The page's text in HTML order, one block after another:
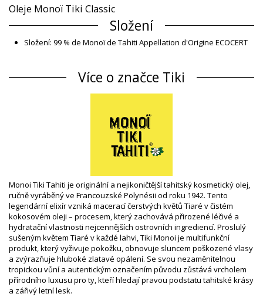
Oleje Monoï Tiki Classic
Složení
Složení: 99 % de Monoï de Tahiti Appellation d'Origine ECOCERT
Informace o produktu
SKU: 1974152350475000134
EAN: Velikost unikátní (3504750001500)
Retušované fotky
Instrukce pro mytí a péči
Instrukce pro péči: Tiki Monoi Tiki Vanilla Natural 30
Ml
Více o značce Tiki
Monoi Tiki Tahiti je originální a nejikoničtější tahitský kosmetický olej,
ručně vyráběný ve Francouzské Polynésii od roku 1942. Tento
legendární elixír vzniká macerací čerstvých květů Tiaré v čistém
kokosovém oleji – procesem, který zachovává přirozené léčivé a
hydratační vlastnosti nejcennějších ostrovních ingrediencí. Proslulý
sušeným květem Tiaré v každé lahvi, Tiki Monoi je multifunkční
produkt, který vyživuje pokožku, obnovuje sluncem poškozené vlasy
a zvýrazňuje hluboké zlatavé opálení. Se svou nezaměnitelnou
tropickou vůní a autentickým označením původu zůstává vrcholem
přírodního luxusu pro ty, kteří hledají pravou podstatu tahitské krásy
a zářivý letní lesk.